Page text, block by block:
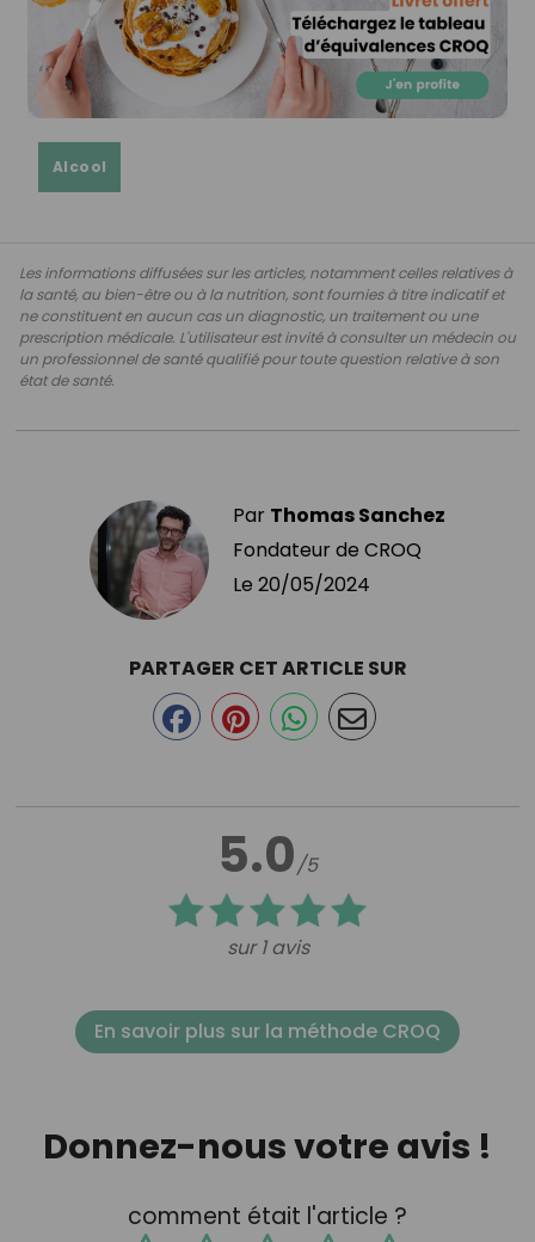
Alcool
Les informations diffusées sur les articles, notamment celles relatives à
la santé, au bien-être ou à la nutrition, sont fournies à titre indicatif et
ne constituent en aucun cas un diagnostic, un traitement ou une
prescription médicale. L'utilisateur est invité à consulter un médecin ou
un professionnel de santé qualifié pour toute question relative à son
état de santé.
Par Thomas Sanchez
Fondateur de CROQ
Le 20/05/2024
5.0/5
sur 1 avis
PARTAGER CET ARTICLE SUR
En savoir plus sur la méthode CROQ
Donnez-nous votre avis !
comment était l'article ?